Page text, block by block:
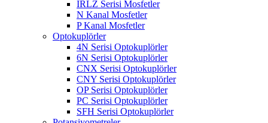
IRLZ Serisi Mosfetler
N Kanal Mosfetler
P Kanal Mosfetler
Optokuplörler
4N Serisi Optokuplörler
6N Serisi Optokuplörler
CNX Serisi Optokuplörler
CNY Serisi Optokuplörler
OP Serisi Optokuplörler
PC Serisi Optokuplörler
SFH Serisi Optokuplörler